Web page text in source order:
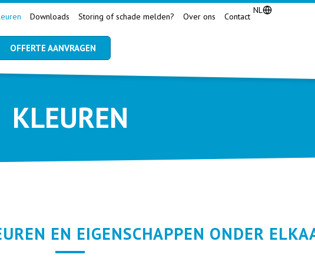
Downloads Storing of schade melden? Over ons Contact
NL
OFFERTE AANVRAGEN
KLEUREN
EN EIGENSCHAPPEN ONDER